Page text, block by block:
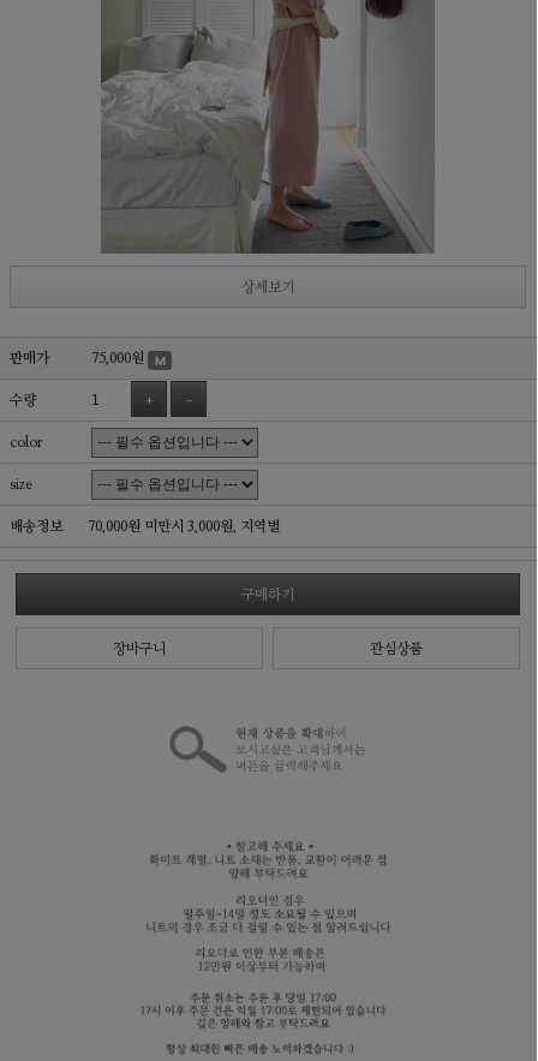
상세보기
판매가 75,000원
수량 + -
color
size
배송정보 70,000원 미만시 3,000원, 지역별
구매하기
장바구니 관심상품